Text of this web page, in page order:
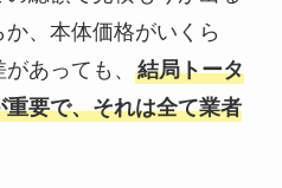
、本体価格がいくら
あっても、 結局トータ
要で、それは全て業者